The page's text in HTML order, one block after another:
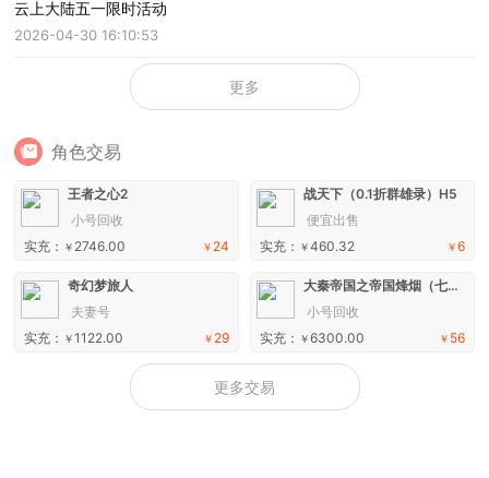
云上大陆五一限时活动
2026-04-30 16:10:53
更多
角色交易
王者之心2
小号回收
￥ 24
实充： ￥ 2746.00
战天下（0.1折群雄录）H5
便宜出售
￥6
实充： ￥460.32
奇幻梦旅人
夫妻号
￥ 29
实充： ￥1122.00
大秦帝国之帝国烽烟（七日登录侠女同游）手游
小号回收
￥ 56
实充： ￥6300.00
更多交易